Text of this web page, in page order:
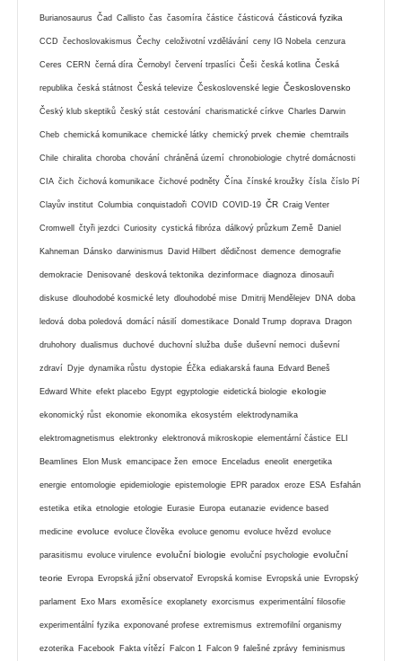
Burianosaurus Čad Callisto čas časomíra částice částicová částicová fyzika
CCD čechoslovakismus Čechy celoživotní vzdělávání ceny IG Nobela cenzura
Ceres CERN černá díra Černobyl červení trpaslíci Češi česká kotlina Česká
republika česká státnost Česká televize Československé legie Československo
Český klub skeptiků český stát cestování charismatické církve Charles Darwin
Cheb chemická komunikace chemické látky chemický prvek chemie chemtrails
Chile chiralita choroba chování chráněná území chronobiologie chytré domácnosti
CIA čich čichová komunikace čichové podněty Čína čínské kroužky čísla číslo Pí
Clayův institut Columbia conquistadoři COVID COVID-19 ČR Craig Venter
Cromwell čtyři jezdci Curiosity cystická fibróza dálkový průzkum Země Daniel
Kahneman Dánsko darwinismus David Hilbert dědičnost demence demografie
demokracie Denisované desková tektonika dezinformace diagnoza dinosauři
diskuse dlouhodobé kosmické lety dlouhodobé mise Dmitrij Mendělejev DNA doba
ledová doba poledová domácí násilí domestikace Donald Trump doprava Dragon
druhohory dualismus duchové duchovní služba duše duševní nemoci duševní
zdraví Dyje dynamika růstu dystopie Éčka ediakarská fauna Edvard Beneš
Edward White efekt placebo Egypt egyptologie eidetická biologie ekologie
ekonomický růst ekonomie ekonomika ekosystém elektrodynamika
elektromagnetismus elektronky elektronová mikroskopie elementární částice ELI
Beamlines Elon Musk emancipace žen emoce Enceladus eneolit energetika
energie entomologie epidemiologie epistemologie EPR paradox eroze ESA Esfahán
estetika etika etnologie etologie Eurasie Europa eutanazie evidence based
medicine evoluce evoluce člověka evoluce genomu evoluce hvězd evoluce
parasitismu evoluce virulence evoluční biologie evoluční psychologie evoluční
teorie Evropa Evropská jižní observatoř Evropská komise Evropská unie Evropský
parlament Exo Mars exoměsíce exoplanety exorcismus experimentální filosofie
experimentální fyzika exponované profese extremismus extremofilní organismy
ezoterika Facebook Fakta vítězí Falcon 1 Falcon 9 falešné zprávy feminismus